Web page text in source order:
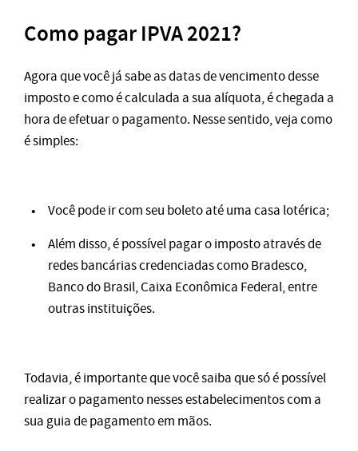
Como pagar IPVA 2021?
Agora que você já sabe as datas de vencimento desse
imposto e como é calculada a sua alíquota, é chegada a
hora de efetuar o pagamento. Nesse sentido, veja como
é simples:
Você pode ir com seu boleto até uma casa lotérica;
Além disso, é possível pagar o imposto através de
redes bancárias credenciadas como Bradesco,
Banco do Brasil, Caixa Econômica Federal, entre
outras instituições.
Todavia, é importante que você saiba que só é possível
realizar o pagamento nesses estabelecimentos com a
sua guia de pagamento em mãos.